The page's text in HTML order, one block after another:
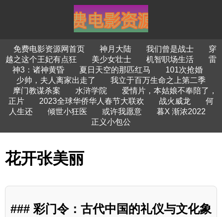
免费电影资源网首页 神月大陆 我们曾是战士
穿
越之这个王妃有点狂
美少女壮士 机智职场生活
雷
神3：诸神黄昏
夏日天空的那匹红马
101次抢婚
少帅，夫人离家出走了
我立于百万生命之上第二季
摩门教谋杀案
水浒学院
爱情片，本姑娘不奉陪了，
正片
2023全球华侨华人春节大联欢 战火威龙
何
人生还
倾世小狂医 或许我愿意
暮X 渐浓2022
正义小包公
花开张美丽
### 彩门令：古代中国的礼仪与文化象